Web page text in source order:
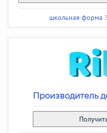
школьная форма
Производитель